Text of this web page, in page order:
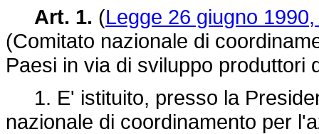
Art. 1. (Legge 26 giugno
(Comitato nazionale di
Paesi in via di sviluppo produttori
1. E' istituito, presso la
nazionale di coordinamento per